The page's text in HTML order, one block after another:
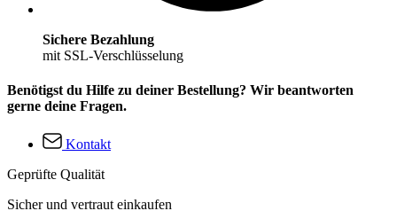
Sichere Bezahlung
mit SSL-Verschlüsselung
Benötigst du Hilfe zu deiner Bestellung? Wir beantworten
gerne deine Fragen.
Kontakt
Geprüfte Qualität
Sicher und vertraut einkaufen